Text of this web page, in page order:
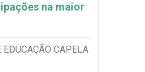
na maior
CAPELA